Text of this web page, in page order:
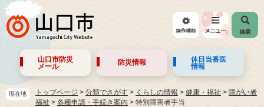
山口市防災
メール
防災情報
休日当番医
情報
現在地 トップページ > 分類でさがす > くらしの情報 > 健康・福祉 > 障がい者
福祉 > 各種申請・手続き案内 > 特別障害者手当